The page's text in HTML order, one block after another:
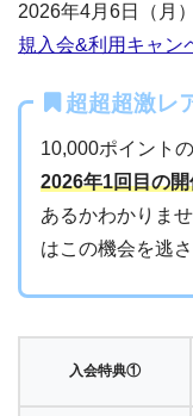
2026年4月6日（月
規入会&利用キャン
超超超激レ
10,000ポイント
2026年1回目の開
あるかわかりま
はこの機会を逃
入会特典①